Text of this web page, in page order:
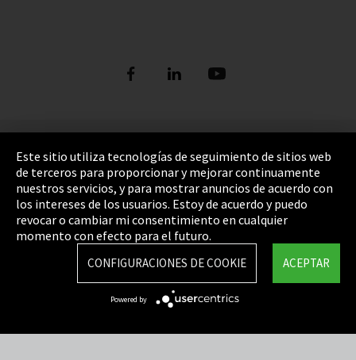
Pie de imprenta
Política de privacidad
Cookie Settings
Términos y Condiciones
Mapa del sitio
Integrity Line
Este sitio utiliza tecnologías de seguimiento de sitios web
de terceros para proporcionar y mejorar continuamente
nuestros servicios, y para mostrar anuncios de acuerdo con
los intereses de los usuarios. Estoy de acuerdo y puedo
revocar o cambiar mi consentimiento en cualquier
momento con efecto para el futuro.
ACEPTAR
CONFIGURACIONES DE COOKIE
Powered by